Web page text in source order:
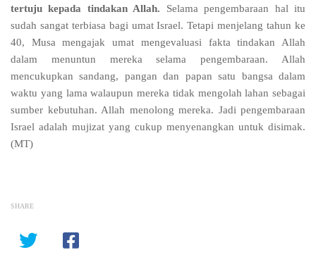
tertuju kepada tindakan Allah. Selama pengembaraan hal itu
sudah sangat terbiasa bagi umat Israel. Tetapi menjelang tahun ke
40, Musa mengajak umat mengevaluasi fakta tindakan Allah
dalam menuntun mereka selama pengembaraan. Allah
mencukupkan sandang, pangan dan papan satu bangsa dalam
waktu yang lama walaupun mereka tidak mengolah lahan sebagai
sumber kebutuhan. Allah menolong mereka. Jadi pengembaraan
Israel adalah mujizat yang cukup menyenangkan untuk disimak.
(MT)
SHARE